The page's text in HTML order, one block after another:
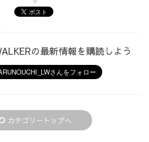
の最新情報を購読しよう
カテゴリートップへ